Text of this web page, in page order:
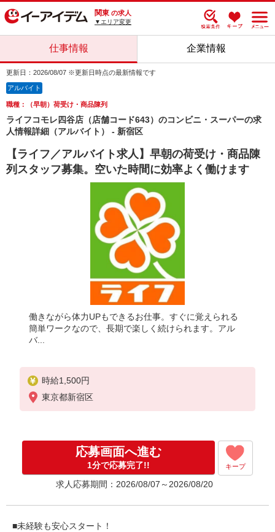
関東 の求人
▼エリア変更
仕事情報 企業情報
更新日：2026/08/07 ※更新日時点の最新情報です
アルバイト
職種：（早朝）荷受け・商品陳列
ライフコモレ四谷店（店舗コード643）のコンビニ・スーパーの求
人情報詳細（アルバイト） - 新宿区
【ライフ／アルバイト求人】早朝の荷受け・商品陳
列スタッフ募集。空いた時間に効率よく働けます
働きながら体力UPもできるお仕事。すぐに覚えられる
簡単ワークなので、長期で楽しく続けられます。アル
バ...
時給1,500円
東京都新宿区
応募画面へ進む
1分で応募完了!! キープ
求人応募期間：2026/08/07～2026/08/20
■未経験も安心スタート！